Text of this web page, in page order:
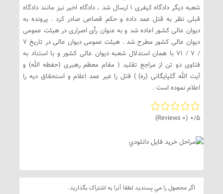
شعبه دیگر دادگاه کیفری 1 ارسال شد ، دادگاه اخیر نیز مانند دادگاه
قبلی نظر به قتل عمد داده و حکم قصاص صادر کرد . پرونده به
دیوان عالی کشور اعاده شد و به عنوان رأی اصراری در هیئت عمومی
دیوان عالی کشور مطرح شد . هیئت عمومی دیوان عالی در تاریخ 7
/ 7 / 71 با همان استدلال شعبه دیوان عالی کشور و با استناد به
فتاوی دو تن از مراجع تقلید ( مقام معظم رهبری (حفظه الله) و
آیت الله گلپایگانی (ره) ) قتل را غیر عمد اعلام و استحقاق دیه را
اعلام نموده است .
0/5
(0 Reviews)
اگر محصول را مي پسنديد لطفا آنرا به اشتراک بگذاريد.